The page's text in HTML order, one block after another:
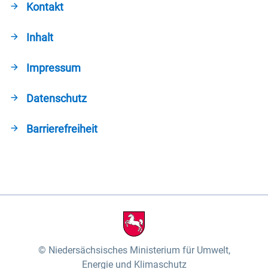
Kontakt
Inhalt
Impressum
Datenschutz
Barrierefreiheit
Niedersächsisches Ministerium für Umwelt,
Energie und Klimaschutz